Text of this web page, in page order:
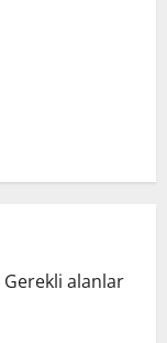
Gerekli alanlar